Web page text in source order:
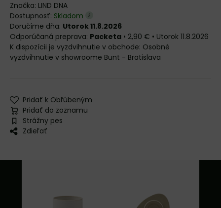
Značka: LIND DNA
Dostupnosť: Skladom
Doručíme dňa: Utorok 11.8.2026
Packeta • 2,90 € • Utorok 11.8.2026
Osobné
vyzdvihnutie v showroome Bunt - Bratislava
Pridať k Obľúbeným
Pridať do zoznamu
Strážny pes
Zdieľať